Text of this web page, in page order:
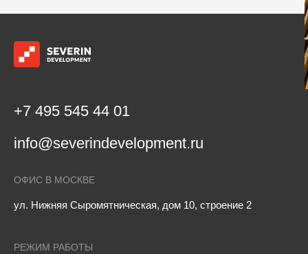
+7 495 545 44 01
info@severindevelopment.ru
ОФИС В МОСКВЕ
ул. Нижняя Сыромятническая, дом 10, строение 2
РЕЖИМ РАБОТЫ